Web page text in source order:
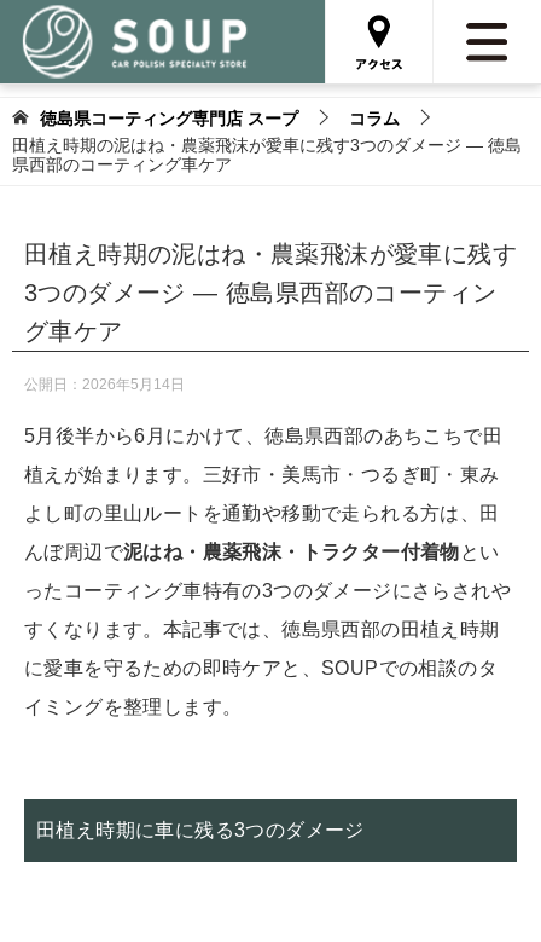
徳島県コーティング専門店 スープ
コラム
田植え時期の泥はね・農薬飛沫が愛車に残す3つのダメージ — 徳島
県西部のコーティング車ケア
田植え時期の泥はね・農薬飛沫が愛車に残す
3つのダメージ — 徳島県西部のコーティン
グ車ケア
公開日： 2026年5月14日
5月後半から6月にかけて、徳島県西部のあちこちで田
植えが始まります。三好市・美馬市・つるぎ町・東み
よし町の里山ルートを通勤や移動で走られる方は、田
んぼ周辺で泥はね・農薬飛沫・トラクター付着物とい
ったコーティング車特有の3つのダメージにさらされや
すくなります。本記事では、徳島県西部の田植え時期
に愛車を守るための即時ケアと、SOUPでの相談のタ
イミングを整理します。
田植え時期に車に残る3つのダメージ